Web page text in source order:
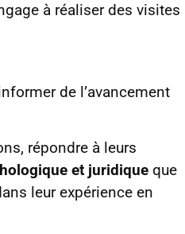
à réaliser des visites
de l’avancement
répondre à leurs
et juridique que
leur expérience en